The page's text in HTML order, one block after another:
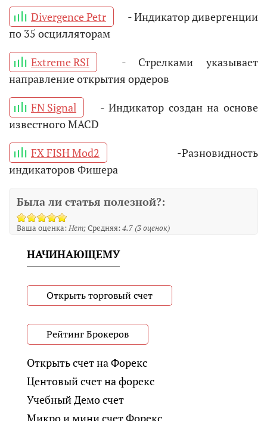
Divergence Petr
- Индикатор дивергенции
по 35 осцилляторам
Extreme RSI
- Стрелками указывает
направление открытия ордеров
FN Signal
- Индикатор создан на основе
известного MACD
FX FISH Mod2
-Разновидность
индикаторов Фишера
Была ли статья полезной?:
Ваша оценка:Нет Средняя:4.7(3оценок)
НАЧИНАЮЩЕМУ
Открыть торговый счет
Рейтинг Брокеров
Открыть счет на Форекс
Центовый счет на форекс
Учебный Демо счет